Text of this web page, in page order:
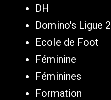
DH
Domino's Ligue 2
Ecole de Foot
Féminine
Féminines
Formation